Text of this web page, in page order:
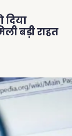
दिया
बड़ी राहत